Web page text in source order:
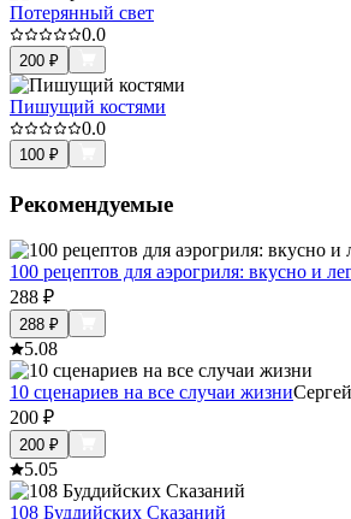
Потерянный свет
0.0
200 ₽
Пишущий костями
0.0
100 ₽
Рекомендуемые
100 рецептов для аэрогриля: вкусно и
288 ₽
288 ₽
5.08
10 сценариев на все случаи жизни
200 ₽
200 ₽
5.05
108 Буддийских Сказаний